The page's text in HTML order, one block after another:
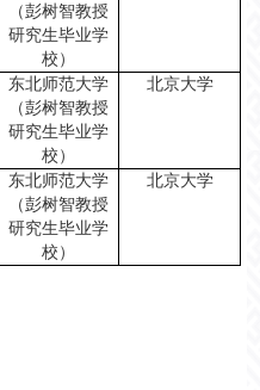
（彭树智教授
研究生毕业学
校）
东北师范大学
（彭树智教授
研究生毕业学
校）
北京大学
东北师范大学
（彭树智教授
研究生毕业学
校）
北京大学